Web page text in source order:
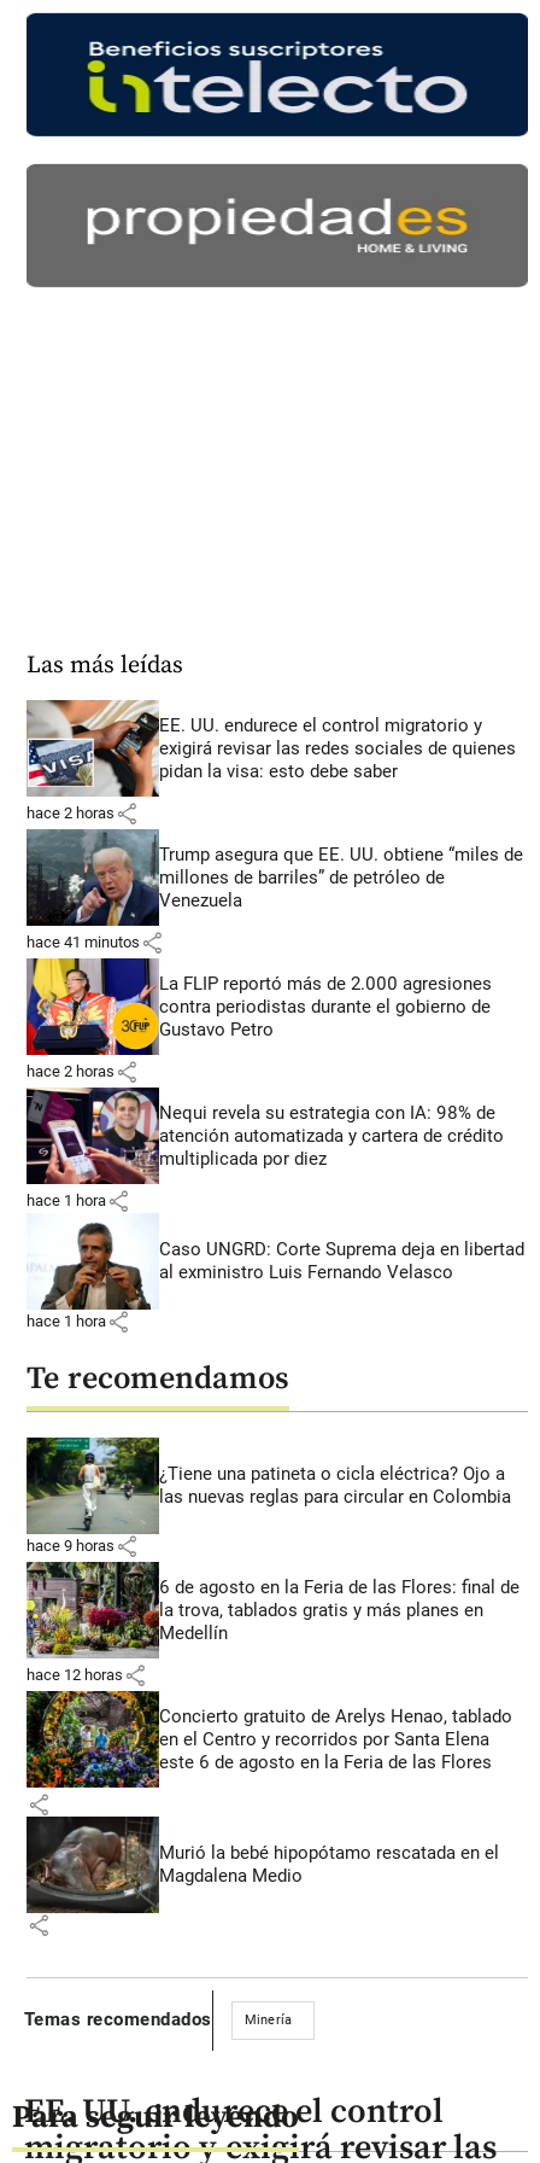
Las más leídas
EE. UU. endurece el control migratorio y
exigirá revisar las redes sociales de quienes
pidan la visa: esto debe saber
hace 2 horas share
Trump asegura que EE. UU. obtiene “miles de
millones de barriles” de petróleo de
Venezuela
hace 41 minutos share
La FLIP reportó más de 2.000 agresiones
contra periodistas durante el gobierno de
Gustavo Petro
hace 2 horas share
Nequi revela su estrategia con IA: 98% de
atención automatizada y cartera de crédito
multiplicada por diez
hace 1 hora share
Caso UNGRD: Corte Suprema deja en libertad
al exministro Luis Fernando Velasco
hace 1 hora share
Te recomendamos
¿Tiene una patineta o cicla eléctrica? Ojo a
las nuevas reglas para circular en Colombia
hace 9 horas share
6 de agosto en la Feria de las Flores: final de
la trova, tablados gratis y más planes en
Medellín
hace 12 horas share
Concierto gratuito de Arelys Henao, tablado
en el Centro y recorridos por Santa Elena
este 6 de agosto en la Feria de las Flores
share
Murió la bebé hipopótamo rescatada en el
Magdalena Medio
share
Temas recomendados Minería
Para seguir leyendo
EE. UU. endurece el control
migratorio y exigirá revisar las